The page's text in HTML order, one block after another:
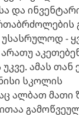
და
უსასრულოდ -
ამას თან
სკოლის
ალბათ მათი